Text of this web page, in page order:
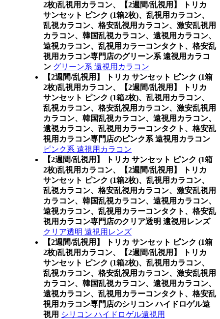
2枚)乱視用カラコン、
【2週間/乱視用】 トリカ
サンセット ピンク (1箱2枚)、乱視用カラコン、
乱視カラコン、格安乱視用カラコン、激安乱視用
カラコン、韓国乱視カラコン、遠視用カラコン、
遠視カラコン、乱視用カラーコンタクト、格安乱
視用カラコン専門店のグリーン系 遠視用カラコ
ン グリーン系 遠視用カラコン
【2週間/乱視用】 トリカ サンセット ピンク (1箱
2枚)乱視用カラコン、
【2週間/乱視用】 トリカ
サンセット ピンク (1箱2枚)、乱視用カラコン、
乱視カラコン、格安乱視用カラコン、激安乱視用
カラコン、韓国乱視カラコン、遠視用カラコン、
遠視カラコン、乱視用カラーコンタクト、格安乱
視用カラコン専門店のピンク系 遠視用カラコン
ピンク系 遠視用カラコン
【2週間/乱視用】 トリカ サンセット ピンク (1箱
2枚)乱視用カラコン、
【2週間/乱視用】 トリカ
サンセット ピンク (1箱2枚)、乱視用カラコン、
乱視カラコン、格安乱視用カラコン、激安乱視用
カラコン、韓国乱視カラコン、遠視用カラコン、
遠視カラコン、乱視用カラーコンタクト、格安乱
視用カラコン専門店のクリア透明 遠視用レンズ
クリア透明 遠視用レンズ
【2週間/乱視用】 トリカ サンセット ピンク (1箱
2枚)乱視用カラコン、
【2週間/乱視用】 トリカ
サンセット ピンク (1箱2枚)、乱視用カラコン、
乱視カラコン、格安乱視用カラコン、激安乱視用
カラコン、韓国乱視カラコン、遠視用カラコン、
遠視カラコン、乱視用カラーコンタクト、格安乱
視用カラコン専門店のシリコン ハイドロゲル遠
視用 シリコン ハイドロゲル遠視用